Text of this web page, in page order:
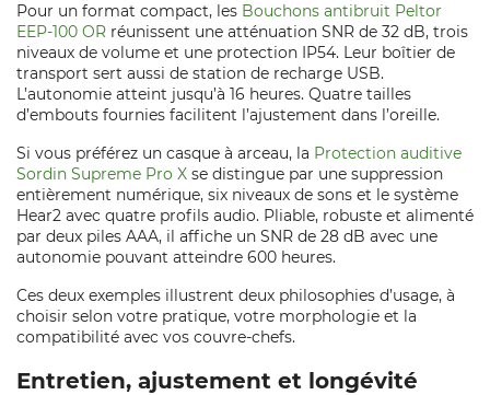
Pour un format compact, les Bouchons antibruit Peltor
EEP-100 OR réunissent une atténuation SNR de 32 dB, trois
niveaux de volume et une protection IP54. Leur boîtier de
transport sert aussi de station de recharge USB.
L’autonomie atteint jusqu’à 16 heures. Quatre tailles
d’embouts fournies facilitent l’ajustement dans l’oreille.
Si vous préférez un casque à arceau, la Protection auditive
Sordin Supreme Pro X se distingue par une suppression
entièrement numérique, six niveaux de sons et le système
Hear2 avec quatre profils audio. Pliable, robuste et alimenté
par deux piles AAA, il affiche un SNR de 28 dB avec une
autonomie pouvant atteindre 600 heures.
Ces deux exemples illustrent deux philosophies d’usage, à
choisir selon votre pratique, votre morphologie et la
compatibilité avec vos couvre-chefs.
Entretien, ajustement et longévité